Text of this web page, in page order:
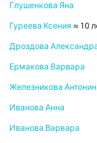
Глушенкова Яна
Гуреева Ксения ≈ 10
Дроздова
Ермакова Варвара
Железникова
Иванова Анна
Иванова Варвара